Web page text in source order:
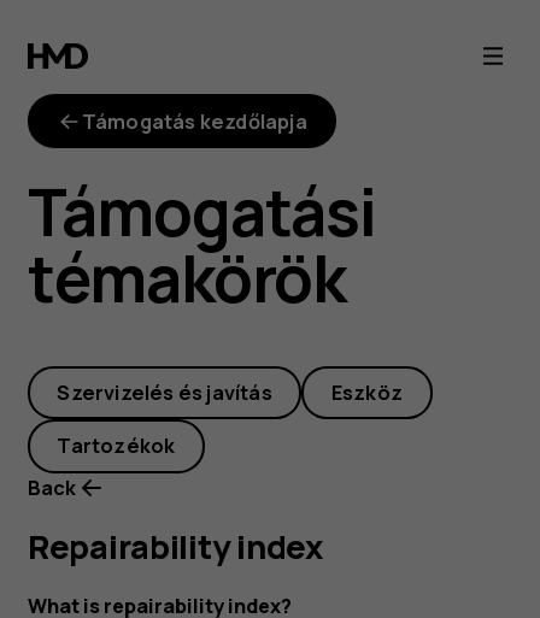
repairability-
index
Támogatás kezdőlapja
Támogatási
témakörök
Szervizelés és javítás Eszköz
Tartozékok
Back
Repairability index
What is repairability index?